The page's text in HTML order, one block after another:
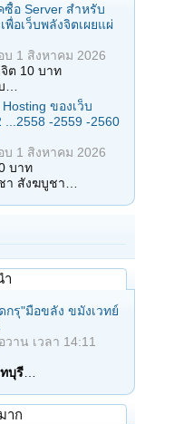
อ Server สำหรับ
อเว็บพลังจิตเผยแผ่
บ 1 สิงหาคม 2026
ต 10 บาท
…
ของเว็บ
-2559 -2560
บ 1 สิงหาคม 2026
บาท
า สังฆบูชา…
ำ
กรุ"มือขลัง ขมังเวทย์
วาน เวลา 14:11
บุรี
าก